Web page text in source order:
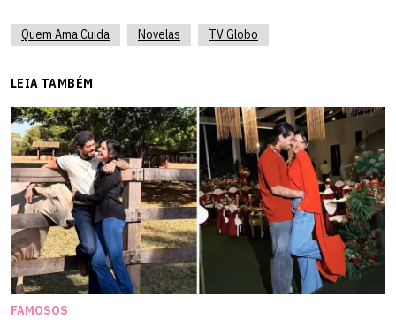
Quem Ama Cuida Novelas TV Globo
LEIA TAMBÉM
FAMOSOS